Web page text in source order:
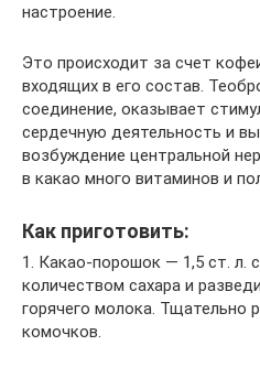
настроение.
Это происходит за счет
входящих в его состав.
соединение, оказывает
сердечную деятельность и
возбуждение центральной
в какао много витаминов и
Как приготовить:
1. Какао-порошок — 1,5 ст. л.
количеством сахара и
горячего молока. Тщательно
комочков.